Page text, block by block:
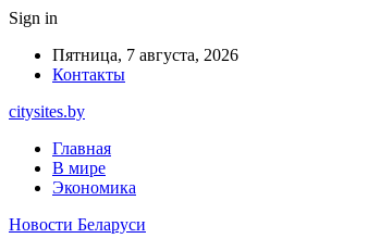
Sign in
Пятница, 7 августа, 2026
Контакты
citysites.by
Главная
В мире
Экономика
Новости Беларуси